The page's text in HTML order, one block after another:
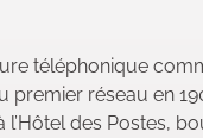
téléphonique
premier réseau en
l’Hôtel des Postes,